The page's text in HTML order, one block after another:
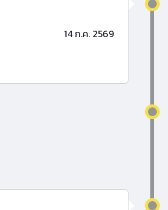
14 ก.ค. 2569